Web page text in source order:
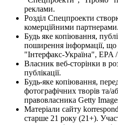
реклами.
Розділ Спецпроекти
комерційними партнерами.
Будь яке копіювання,
поширення інформації, що
"Інтерфакс-Україна", EPA
Власник веб-сторінки в
публікації.
Будь-яке копіювання,
фотографічних творів та/
правовласника Getty
Матеріали сайту
старше 21 року (21+).